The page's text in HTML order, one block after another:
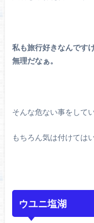
私も旅行好きなんです
無理だなぁ。
そんな危ない事をして
もちろん気は付けては
ウユニ塩湖